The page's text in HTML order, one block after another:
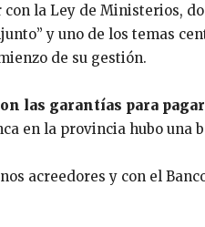
la Ley de Ministerios,
y uno de los temas
de su gestión.
las garantías para
en la provincia hubo
acreedores y con el